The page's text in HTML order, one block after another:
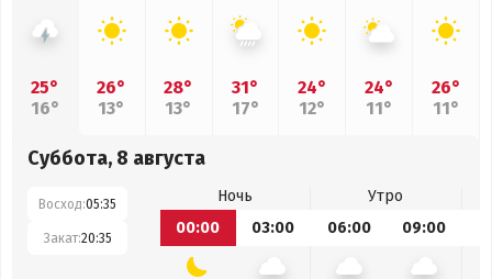
25°
16°
26°
13°
28°
13°
31°
17°
24°
12°
24°
11°
26°
11°
Суббота, 8 августа
Восход:05:35
Закат:20:35
Ночь
Утро
00:00
03:00 06:00 09:00